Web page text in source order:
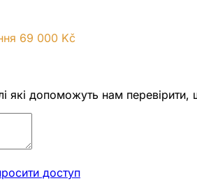
69 000 Kč
які допоможуть нам
доступ